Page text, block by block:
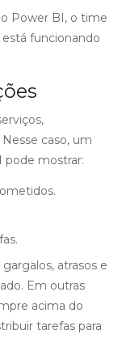
Power BI, o time
funcionando
caso, um
pode mostrar:
atrasos e
Em outras
acima do
tarefas para